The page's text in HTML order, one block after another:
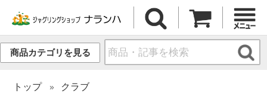
商品カテゴリを見る
トップ クラブ